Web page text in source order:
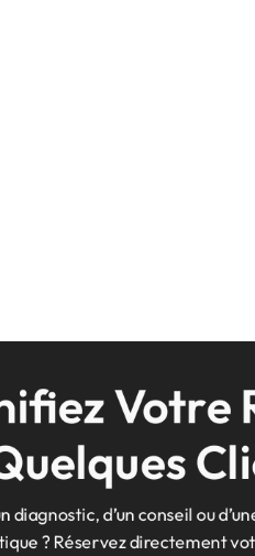
Votre
diagnostic, d’un conseil ou
? Réservez directement